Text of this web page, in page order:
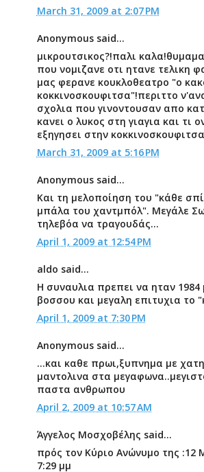
March 31, 2009 at 2:07 PM
Anonymous said...
μικρουτσικος?!παλι
που νομιζανε οτι ητανε τελικη
μας φερανε κουκλοθεατρο "ο
κοκκινοσκουφιτσα"!περιττο
σχολια που γινοντουσαν απο
κανει ο λυκος στη γιαγια και τι
εξηγησει στην
March 31, 2009 at 5:16 PM
Anonymous said...
Και τη μελοποίηση του "κάθε
μπάλα του χαντμπόλ". Μεγάλε
τηλεβόα να τραγουδάς...
April 1, 2009 at 12:54 PM
aldo said...
Η συναυλια πρεπει να ηταν 1984
βοσσου και μεγαλη επιτυχια το
April 1, 2009 at 7:30 PM
Anonymous said...
...και καθε πρωι,ξυπνημα με
μαντολινα στα
παστα ανθρωπου
April 2, 2009 at 10:57 AM
Άγγελος Μοσχοβέλης said...
πρός τον Κύριο Ανώνυμο της :12
7:29 μμ